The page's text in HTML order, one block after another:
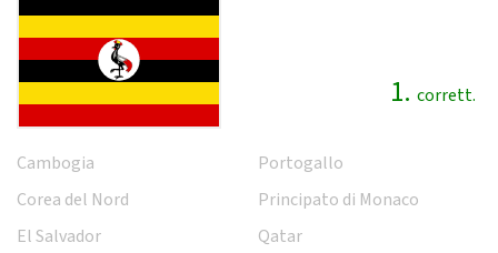
1. corrett.
Cambogia
Corea del Nord
El Salvador
Portogallo
Principato di Monaco
Qatar